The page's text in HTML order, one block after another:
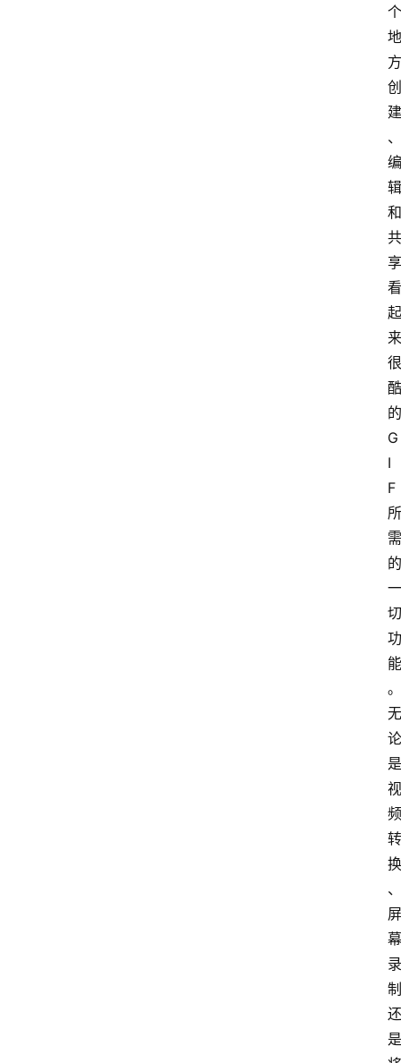
个
地
方
创
建
、
编
辑
和
共
享
看
起
来
很
酷
的
G
I
F
所
需
的
一
切
功
能
。
无
论
是
视
频
转
换
、
屏
幕
录
制
还
是